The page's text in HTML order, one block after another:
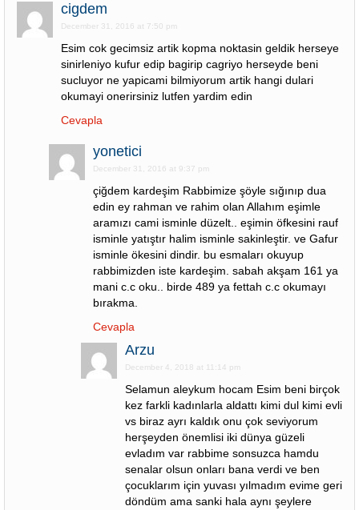
cigdem
December 31, 2016 at 7:50 pm
Esim cok gecimsiz artik kopma noktasin geldik herseye
sinirleniyo kufur edip bagirip cagriyo herseyde beni
sucluyor ne yapicami bilmiyorum artik hangi dulari
okumayi onerirsiniz lutfen yardim edin
Cevapla
yonetici
December 31, 2016 at 9:37 pm
çiğdem kardeşim Rabbimize şöyle sığınıp dua
edin ey rahman ve rahim olan Allahım eşimle
aramızı cami isminle düzelt.. eşimin öfkesini rauf
isminle yatıştır halim isminle sakinleştir. ve Gafur
isminle ökesini dindir. bu esmaları okuyup
rabbimizden iste kardeşim. sabah akşam 161 ya
mani c.c oku.. birde 489 ya fettah c.c okumayı
bırakma.
Cevapla
Arzu
December 4, 2018 at 11:14 pm
Selamun aleykum hocam Esim beni birçok
kez farkli kadınlarla aldattı kimi dul kimi evli
vs biraz ayrı kaldık onu çok seviyorum
herşeyden önemlisi iki dünya güzeli
evladım var rabbime sonsuzca hamdu
senalar olsun onları bana verdi ve ben
çocuklarım için yuvası yılmadım evime geri
döndüm ama sanki hala aynı şeylere